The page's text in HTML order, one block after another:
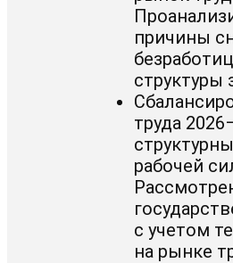
причины
структуры
труда
рабочей
с учетом
на рынке